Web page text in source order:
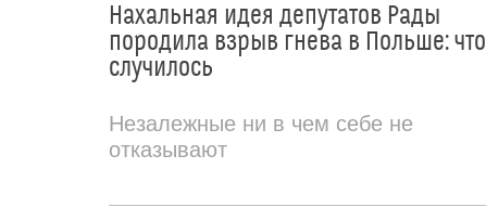
Нахальная идея депутатов Рады
породила взрыв гнева в Польше: что
случилось
Незалежные ни в чем себе не
отказывают